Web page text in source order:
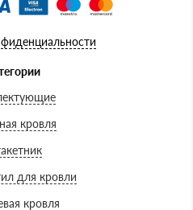
кровля
для кровли
кровля